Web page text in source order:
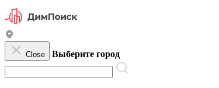
Close Выберите город